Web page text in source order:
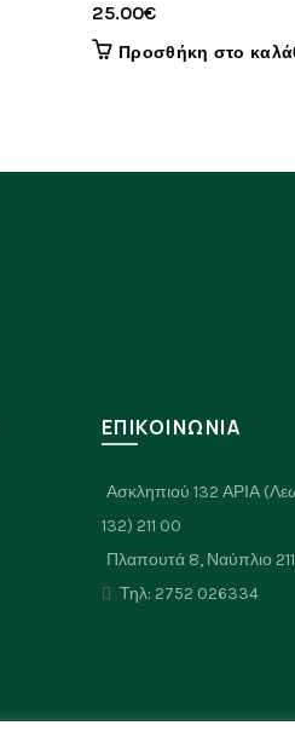
25.00€
Προσθήκη στο
ΕΠΙΚΟΙΝΩΝΙΑ
Ασκληπιού 132 ΑΡΙΑ
132) 211 00
Πλαπουτά 8, Ναύπλιο
Τηλ: 2752 026334